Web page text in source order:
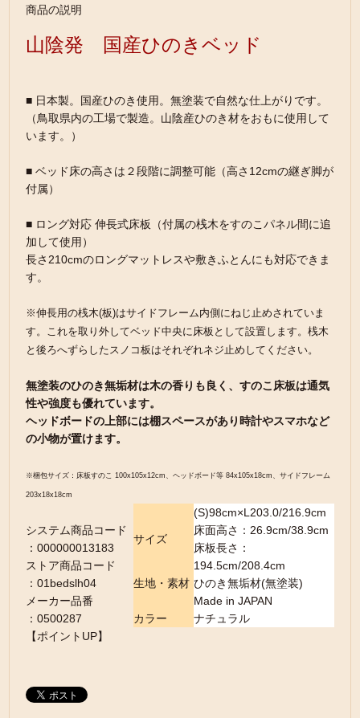
商品の説明
山陰発 国産ひのきベッド
■ 日本製。国産ひのき使用。無塗装で自然な仕上がりです。
（鳥取県内の工場で製造。山陰産ひのき材をおもに使用して
います。）
■ ベッド床の高さは２段階に調整可能（高さ12cmの継ぎ脚が
付属）
■ ロング対応 伸長式床板（付属の桟木をすのこパネル間に追
加して使用）
長さ210cmのロングマットレスや敷きふとんにも対応できま
す。
※伸長用の桟木(板)はサイドフレーム内側にねじ止めされていま
す。これを取り外してベッド中央に床板として設置します。桟木
と後ろへずらしたスノコ板はそれぞれネジ止めしてください。
無塗装のひのき無垢材は木の香りも良く、すのこ床板は通気
性や強度も優れています。
ヘッドボードの上部には棚スペースがあり時計やスマホなど
の小物が置けます。
※梱包サイズ：床板すのこ 100x105x12cm、ヘッドボード等 84x105x18cm、サイドフレーム
203x18x18cm
サイズ
(S)98cm×L203.0/216.9cm
床面高さ：26.9cm/38.9cm
床板長さ：
194.5cm/208.4cm
生地・素材 ひのき無垢材(無塗装)
Made in JAPAN
カラー
ナチュラル
システム商品コード
：000000013183
ストア商品コード
：01bedslh04
メーカー品番
：0500287
【ポイントUP】